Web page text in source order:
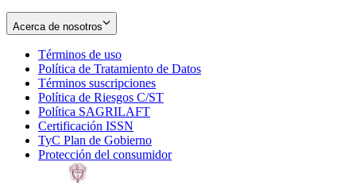
Acerca de nosotros
Términos de uso
in
new
window
Política de Tratamiento de Datos
Términos suscripciones
in
Política de Riesgos C/ST
Política SAGRILAFT
new
window
Certificación ISSN
in
new
TyC Plan de Gobierno
in
Protección del consumidorOpens